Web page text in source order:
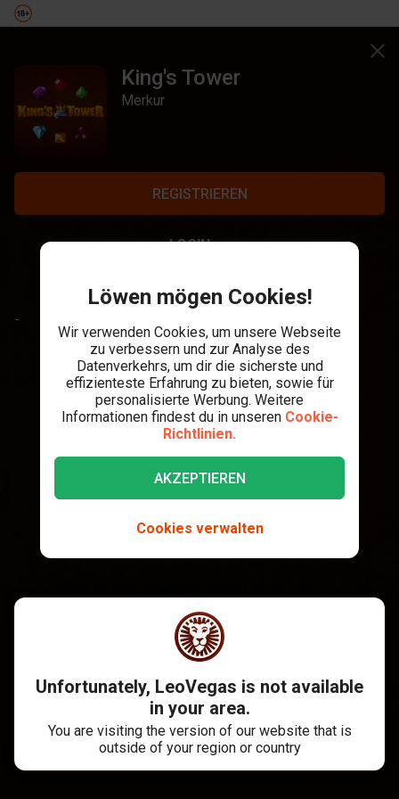
King's Tower
Merkur
REGISTRIEREN
LOGIN
-
Löwen mögen Cookies!
Wir verwenden Cookies, um unsere Webseite
zu verbessern und zur Analyse des
Datenverkehrs, um dir die sicherste und
effizienteste Erfahrung zu bieten, sowie für
personalisierte Werbung. Weitere
Informationen findest du in unseren Cookie-
Richtlinien.
AKZEPTIEREN
Cookies verwalten
Unfortunately, LeoVegas is not available
in your area.
You are visiting the version of our website that is
outside of your region or country